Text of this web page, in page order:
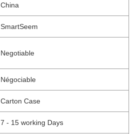
China
SmartSeem
Negotiable
Négociable
Carton Case
7 - 15 working Days